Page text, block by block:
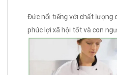
Đức nổi tiếng với chất lượng
phúc lợi xã hội tốt và con